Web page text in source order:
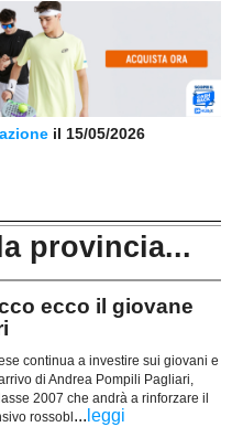
il 15/05/2026
provincia...
ecco il giovane
continua a investire sui giovani e
di Andrea Pompili Pagliari,
2007 che andrà a rinforzare il
rossobl... leggi